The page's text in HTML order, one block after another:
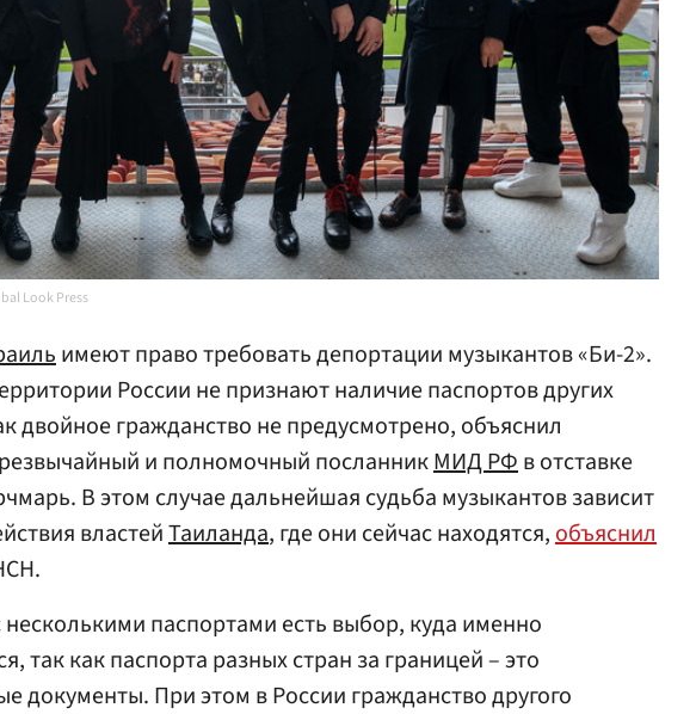
Look Press
имеют право требовать депортации музыкантов «Би-2».
России не признают наличие паспортов других
двойное гражданство не предусмотрено, объяснил
и полномочный посланникМИД РФв отставке
В этом случае дальнейшая судьба музыкантов зависит
властейТаиланда, где они сейчас находятся,объяснил
несколькими паспортами есть выбор, куда именно
так как паспорта разных стран за границей – это
документы. При этом в России гражданство другого